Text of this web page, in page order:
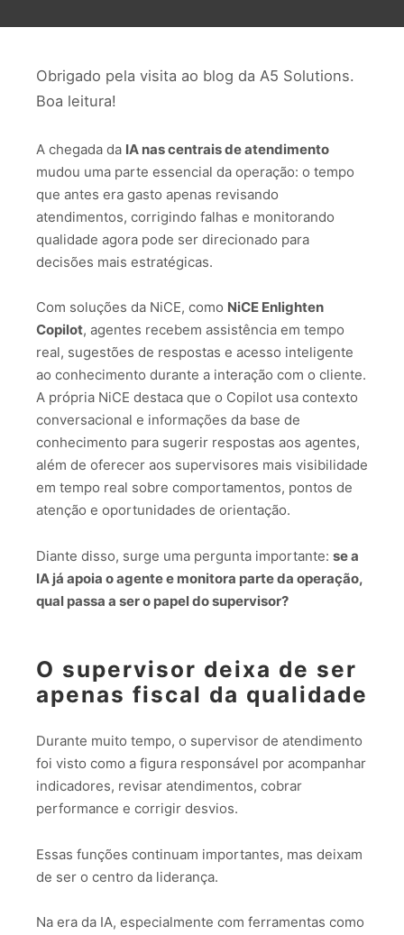
Obrigado pela visita ao blog da A5 Solutions.
Boa leitura!
A chegada da IA nas centrais de atendimento
mudou uma parte essencial da operação: o tempo
que antes era gasto apenas revisando
atendimentos, corrigindo falhas e monitorando
qualidade agora pode ser direcionado para
decisões mais estratégicas.
Com soluções da NiCE, como NiCE Enlighten
Copilot, agentes recebem assistência em tempo
real, sugestões de respostas e acesso inteligente
ao conhecimento durante a interação com o cliente.
A própria NiCE destaca que o Copilot usa contexto
conversacional e informações da base de
conhecimento para sugerir respostas aos agentes,
além de oferecer aos supervisores mais visibilidade
em tempo real sobre comportamentos, pontos de
atenção e oportunidades de orientação.
Diante disso, surge uma pergunta importante: se a
IA já apoia o agente e monitora parte da operação,
qual passa a ser o papel do supervisor?
O supervisor deixa de ser
apenas fiscal da qualidade
Durante muito tempo, o supervisor de atendimento
foi visto como a figura responsável por acompanhar
indicadores, revisar atendimentos, cobrar
performance e corrigir desvios.
Essas funções continuam importantes, mas deixam
de ser o centro da liderança.
Na era da IA, especialmente com ferramentas como